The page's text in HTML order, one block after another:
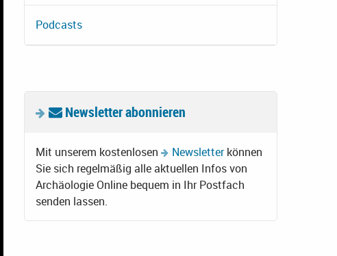
Podcasts
Newsletter abonnieren
Mit unserem kostenlosen Newsletterkönnen
Sie sich regelmäßig alle aktuellen Infos von
Archäologie Online bequem in Ihr Postfach
senden lassen.